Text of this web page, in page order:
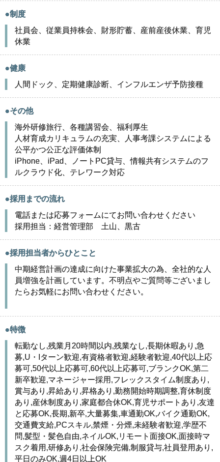
●制度
社員会、従業員持株会、財形貯蓄、産前産後休業、育児
休業
●健康
人間ドック、定期健康診断、インフルエンザ予防接種
●その他
海外研修旅行、各種講習会、福利厚生
人材育成カリキュラムの充実、人事考課システムによる
公平かつ公正な評価体制
iPhone、iPad、ノートPC貸与、情報共有システムのフ
ルクラウド化、テレワーク対応
●採用までの流れ
電話または応募フォームにてお問い合わせください
採用担当：経営管理部 土山、黒古
●採用担当者からひとこと
中期経営計画の達成に向けた事業拡大の為、全社的な人
員増強を計画しています。不明点やご質問等ございまし
たらお気軽にお問い合わせください。
●特徴
転勤なし,残業月20時間以内,残業なし,長期休暇あり,急
募,U・Iターン歓迎,有資格者歓迎,経験者歓迎,40代以上応
募可,50代以上応募可,60代以上応募可,ブランクOK,第二
新卒歓迎,マネージャー採用,フレックスタイム制度あり,
賞与あり,昇給あり,昇格あり,勤務開始時期調整,育休制度
あり,産休制度あり,家庭都合休OK,育児サポートあり,友達
と応募OK,長期,新卒,大量募集,車通勤OK,バイク通勤OK,
交通費支給,PCスキル,禁煙・分煙,未経験者歓迎,学歴不
問,髪型・髪色自由,ネイルOK,リモート面接OK,面接時マ
スク着用,研修あり,社会保険完備,制服貸与,社員登用あり,
平日のみOK,週4日以上OK